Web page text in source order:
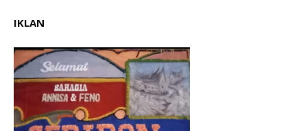
IKLAN